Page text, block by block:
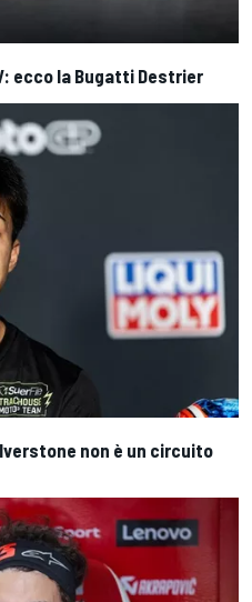
ecco la Bugatti Destrier
non è un circuito